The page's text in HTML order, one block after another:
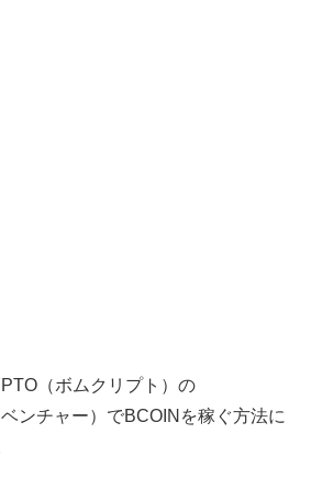
（ボムクリプト）の
ンチャー）でBCOINを稼ぐ方法に